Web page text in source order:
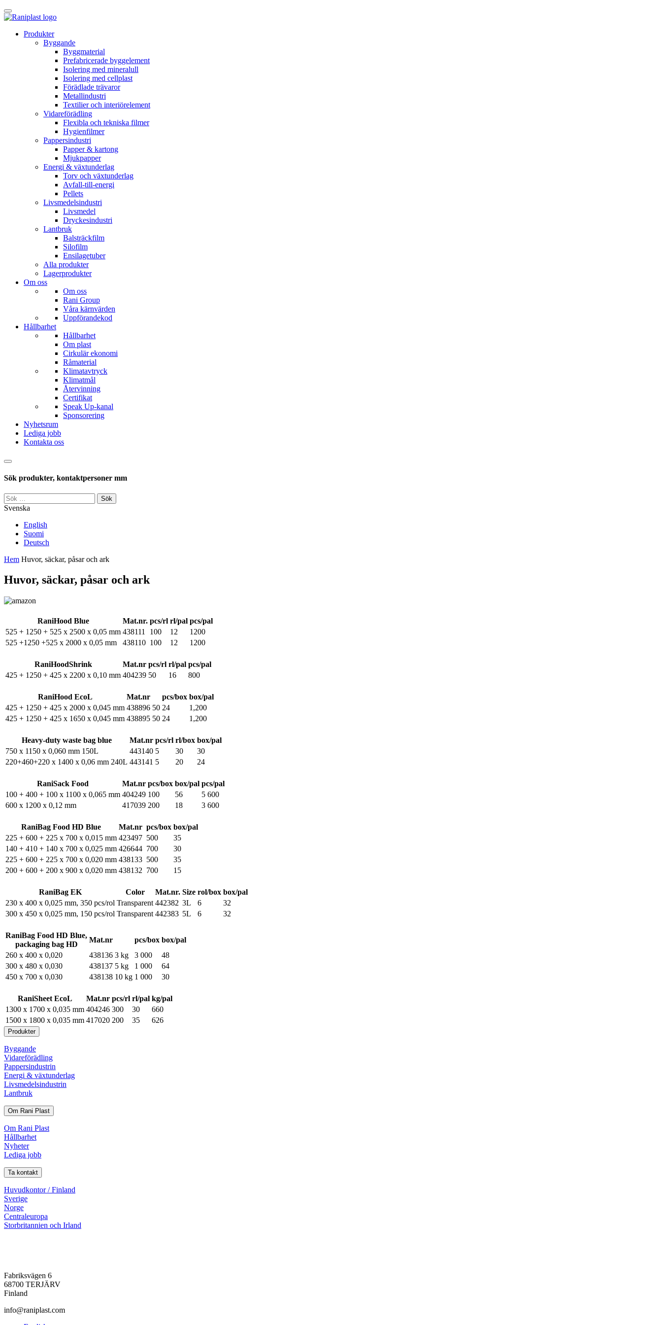
Skip
to
Produkter
Byggande
Byggmaterial
Prefabricerade byggelement
Isolering med mineralull
Isolering med cellplast
Förädlade trävaror
Metallindustri
Textilier och interiörelement
Vidareförädling
Flexibla och tekniska filmer
Hygienfilmer
Pappersindustri
Papper & kartong
Mjukpapper
Energi & växtunderlag
Torv och växtunderlag
Avfall-till-energi
Pellets
Livsmedelsindustri
Livsmedel
Dryckesindustri
Lantbruk
Balsträckfilm
Silofilm
Ensilagetuber
Alla produkter
Lagerprodukter
Om oss
Om oss
Rani Group
Våra kärnvärden
Uppförandekod
Hållbarhet
Hållbarhet
Om plast
Cirkulär ekonomi
Råmaterial
Klimatavtryck
Klimatmål
Återvinning
Certifikat
Speak Up-kanal
Sponsorering
Nyhetsrum
Lediga jobb
Kontakta oss
Sök
Sök produkter, kontaktpersoner mm
Sök
efter:
Svenska
English
Suomi
Deutsch
Hem Huvor, säckar, påsar och ark
Huvor, säckar, påsar och ark
RaniHood Blue Mat.nr. pcs/rl rl/pal pcs/pal
525 + 1250 + 525 x 2500 x 0,05 mm 438111 100 12
1200
525 +1250 +525 x 2000 x 0,05 mm
438110 100 12 1200
RaniHoodShrink Mat.nr pcs/rl rl/pal pcs/pal
425 + 1250 + 425 x 2200 x 0,10 mm 404239 50 16 800
RaniHood EcoL Mat.nr pcs/box box/pal
425 + 1250 + 425 x 2000 x 0,045 mm 438896 50 24
1,200
425 + 1250 + 425 x 1650 x 0,045 mm 438895 50 24 1,200
Heavy-duty waste bag blue Mat.nr pcs/rl rl/box box/pal
750 x 1150 x 0,060 mm 150L
443140 5 30
30
220+460+220 x 1400 x 0,06 mm 240L 443141 5 20 24
RaniSack Food Mat.nr pcs/box box/pal pcs/pal
100 + 400 + 100 x 1100 x 0,065 mm 404249 100 56
5 600
600 x 1200 x 0,12 mm
417039 200 18 3 600
RaniBag Food HD Blue Mat.nr pcs/box box/pal
225 + 600 + 225 x 700 x 0,015 mm 423497 500
35
140 + 410 + 140 x 700 x 0,025 mm 426644 700
30
225 + 600 + 225 x 700 x 0,020 mm 438133 500
35
200 + 600 + 200 x 900 x 0,020 mm 438132 700 15
RaniBag EK Color Mat.nr. Size rol/box box/pal
230 x 400 x 0,025 mm, 350 pcs/rol Transparent 442382 3L 6
32
300 x 450 x 0,025 mm, 150 pcs/rol Transparent 442383 5L 6 32
RaniBag Food HD Blue,
packaging bag HD
Mat.nr pcs/box box/pal
260 x 400 x 0,020
438136 3 kg 3 000
48
300 x 480 x 0,030
438137 5 kg 1 000
64
450 x 700 x 0,030
438138 10 kg 1 000 30
RaniSheet EcoL Mat.nr pcs/rl rl/pal kg/pal
1300 x 1700 x 0,035 mm 404246 300 30
660
1500 x 1800 x 0,035 mm 417020 200 35 626
Produkter
Byggande
Vidareförädling
Pappersindustrin
Energi & växtunderlag
Livsmedelsindustrin
Lantbruk
Om Rani Plast
Om Rani Plast
Hållbarhet
Nyheter
Lediga jobb
Ta kontakt
Huvudkontor / Finland
Sverige
Norge
Centraleuropa
Storbritannien och Irland
Fabriksvägen 6
68700 TERJÄRV
Finland
info@raniplast.com